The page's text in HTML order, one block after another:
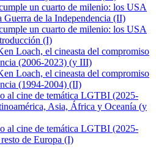
un cuarto de milenio: los USA
Guerra de la Independencia (II)
un cuarto de milenio: los USA
(I)
Loach, el cineasta del compromiso
(2006-2023) (y III)
Loach, el cineasta del compromiso
(1994-2004) (II)
al cine de temática LGTBI (2025-
Asia, África y Oceanía (y
al cine de temática LGTBI (2025-
de Europa (I)